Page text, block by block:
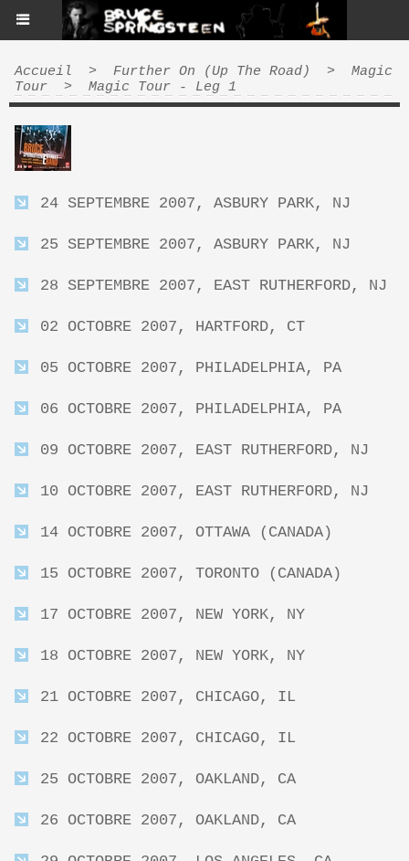
Accueil > Further On (Up The Road) >
Magic
Tour
> Magic Tour - Leg 1
24 SEPTEMBRE 2007, ASBURY PARK, NJ
25 SEPTEMBRE 2007, ASBURY PARK, NJ
28 SEPTEMBRE 2007, EAST RUTHERFORD, NJ
02 OCTOBRE 2007, HARTFORD, CT
05 OCTOBRE 2007, PHILADELPHIA, PA
06 OCTOBRE 2007, PHILADELPHIA, PA
09 OCTOBRE 2007, EAST RUTHERFORD, NJ
10 OCTOBRE 2007, EAST RUTHERFORD, NJ
14 OCTOBRE 2007, OTTAWA (CANADA)
15 OCTOBRE 2007, TORONTO (CANADA)
17 OCTOBRE 2007, NEW YORK, NY
18 OCTOBRE 2007, NEW YORK, NY
21 OCTOBRE 2007, CHICAGO, IL
22 OCTOBRE 2007, CHICAGO, IL
25 OCTOBRE 2007, OAKLAND, CA
26 OCTOBRE 2007, OAKLAND, CA